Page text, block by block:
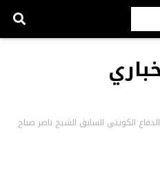
الكويتي السابق الشيخ ناصر صباح